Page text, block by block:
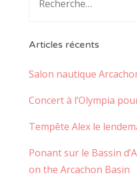
Articles récents
Salon nautique
Concert à l’Olympia
Tempête Alex le
Ponant sur le Bassin
on the Arcachon Basin